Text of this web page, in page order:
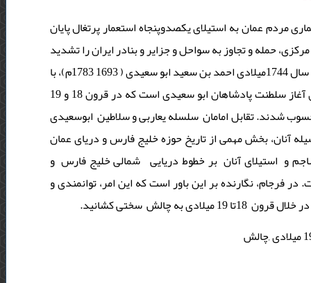
1650میلادی جنبش ضد استعماری مردم عمان به استیلای یکصدوپنجاه استعمار پرتغال پایان
حمله و تجاوز به سواحل و جزایر و بنادر ایران را تشدید
کردند. بدین ترتیب، تقابل دو کشور بر تعامل و پیوند پیشین سایه انداخت. در سال 1744میلادی احمد بن سعید ابو سعیدی ( 1693 1783م)، با
لقب الامام احمد بن سعید، به رهبری مردم برگزیده شد. این امامت و رهبری آغاز سلطنت پادشاهان ابو سعیدی است که در قرون 18 و 19
شدند. تقابل امامان سلسله یعاربی و سلاطین ابوسعیدی
آنان، بخش مهمی از تاریخ حوزه خلیج فارس و دریای عمان
و استیلای آنان بر خطوط دریایی شمالی خلیج فارس و
نگارنده بر این باور است که این امر، توانمندی و
چالش سختی کشانید.